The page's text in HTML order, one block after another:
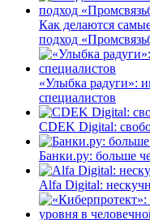
Как делаются
подход
«Улыбка радуги»:
специалистов
CDEK Digital:
Банки.ру: больше
Alfa Digital: